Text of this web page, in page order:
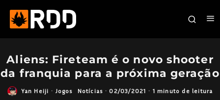
Aliens: Fireteam é o novo shooter
da franquia para a próxima geração
Yan Heiji · Jogos Notícias · 02/03/2021 · 1 minuto de leitura